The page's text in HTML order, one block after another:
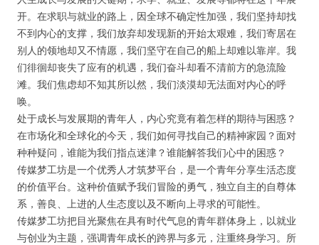
出彩2016
变革2015
逐梦2014
辉煌2013
精彩2012
梦工坊圈
人脉圈
开。在求职与就业的路上，因全球不确定性加强，我们坚持却找
不到内心的支撑，我们放弃却发现新的开始太艰难，我们寄居在
别人的领地却又不情愿，我们坚守在自己的船上却难以靠岸。我
们徘徊却丧失了应有的机遇，我们奋斗却看不清前方的急流险
滩。我们焦虑却不知其所以然，我们淡漠却无法面对内心的呼
唤。
处于成长与发展期的青年人，内心究竟有着怎样的期待与困惑？
在市场化和全球化的今天，我们如何寻找自己的精神家园？面对
种种疑问，谁能为我们指点迷津？谁能解答我们心中的困惑？
传媒梦工坊是一个优秀人才筑梦平台，是一个青年分享生活态度
的价值平台。这种价值赋予我们冒险的勇气，独立自主的自尊体
系，善良、上进的人生态度以及不断向上寻求的可能性。
传媒梦工坊把目光聚焦在具有时代气息的青年群体身上，以就业
与创业为主题，强调青年成长的跨界与多元，注重终身学习。所